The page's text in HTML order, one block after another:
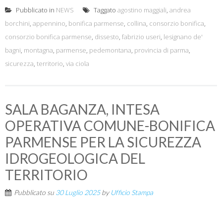
Pubblicato in NEWS Taggato agostino maggiali, andrea
borchini, appennino, bonifica parmense, collina, consorzio bonifica,
consorzio bonifica parmense, dissesto, fabrizio useri, lesignano de'
bagni, montagna, parmense, pedemontana, provincia di parma,
sicurezza, territorio, via ciola
SALA BAGANZA, INTESA
OPERATIVA COMUNE-BONIFICA
PARMENSE PER LA SICUREZZA
IDROGEOLOGICA DEL
TERRITORIO
Pubblicato su 30 Luglio 2025by Ufficio Stampa